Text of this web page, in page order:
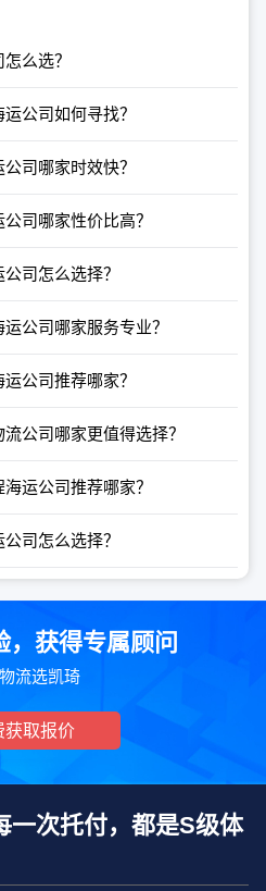
么选？
公司如何寻找？
司哪家时效快？
司哪家性价比高？
司怎么选择？
公司哪家服务专业？
公司推荐哪家？
公司哪家更值得选择？
运公司推荐哪家？
司怎么选择？
，获得专属顾问
流选凯琦
获取报价
一次托付，都是S级体